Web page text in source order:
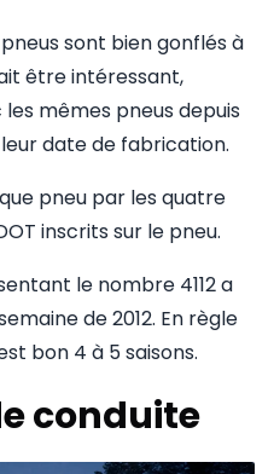
sont bien gonflés à
être intéressant,
mêmes pneus depuis
date de fabrication.
pneu par les quatre
inscrits sur le pneu.
le nombre 4112 a
de 2012. En règle
bon 4 à 5 saisons.
conduite